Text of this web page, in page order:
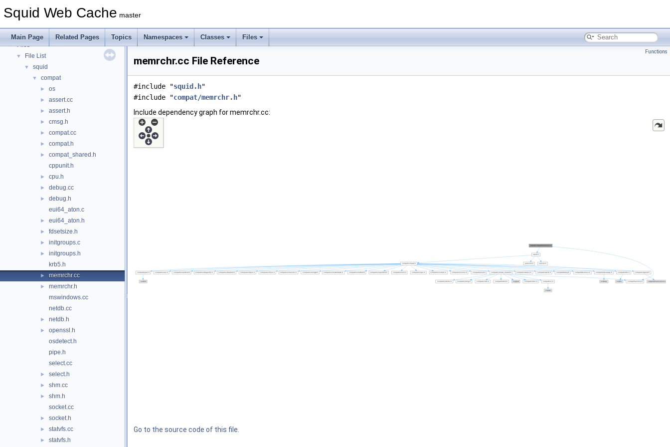
Squid Web Cache master
Main Page Related Pages Topics Namespaces Classes Files
► Topics
► Classes
▼ Files
▼ File List
▼ squid
▼ compat
► os
► assert.cc
► assert.h
► cmsg.h
► compat.cc
► compat.h
►
compat_shared.h
cppunit.h
► cpu.h
► debug.cc
►
debug.h
eui64_aton.c
► eui64_aton.h
► fdsetsize.h
► initgroups.c
►
initgroups.h
krb5.h
► memrchr.cc
►
memrchr.h
mswindows.cc
netdb.cc
► netdb.h
►
openssl.h
osdetect.h
pipe.h
select.cc
► select.h
► shm.cc
►
shm.h
socket.cc
► socket.h
► statvfs.cc
► statvfs.h
Functions
memrchr.cc File Reference
#include "squid.h"
#include "compat/memrchr.h"
Include dependency graph for memrchr.cc:
Go to the source code of this file.